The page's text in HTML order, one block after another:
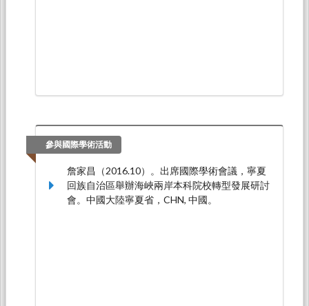
參與國際學術活動
詹家昌（2016.10）。出席國際學術會議，寧夏
回族自治區舉辦海峽兩岸本科院校轉型發展研討
會。中國大陸寧夏省，CHN, 中國。